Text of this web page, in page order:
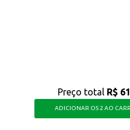
Preço total R$
ADICIONAR OS 2 AO